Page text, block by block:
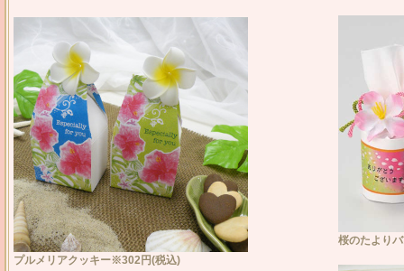
プルメリアクッキー※302円(税込)
桜のたより